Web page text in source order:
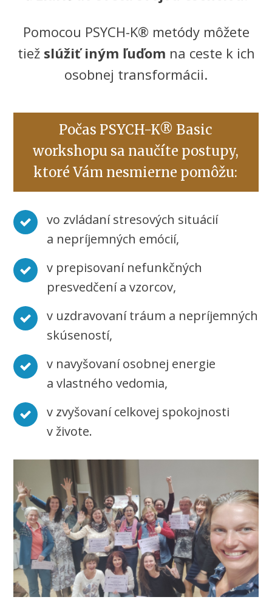
Pomocou PSYCH-K® metódy môžete
tiež slúžiť iným ľuďom na ceste k ich
osobnej transformácii.
Počas PSYCH-K® Basic
workshopu sa naučíte postupy,
ktoré Vám nesmierne pomôžu:
vo zvládaní stresových situácií
a nepríjemných emócií,
v prepisovaní nefunkčných
presvedčení a vzorcov,
v uzdravovaní tráum a nepríjemných
skúseností,
v navyšovaní osobnej energie
a vlastného vedomia,
v zvyšovaní celkovej spokojnosti
v živote.